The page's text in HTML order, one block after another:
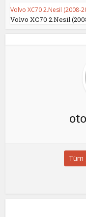
Volvo XC70 2.Nesil (2008-
Volvo XC70 2.Nesil
Tüm